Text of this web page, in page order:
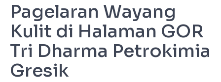
Pagelaran Wayang
Kulit di Halaman GOR
Tri Dharma Petrokimia
Gresik